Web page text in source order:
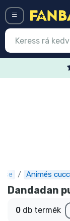
Animés
Dandadan
0 db termék
Legújabb
Akciós
Outlet